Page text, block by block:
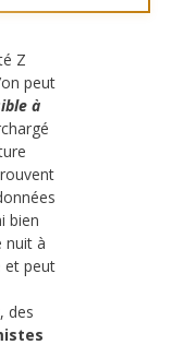
Z
peut
à
bien
nuit à
et peut
des